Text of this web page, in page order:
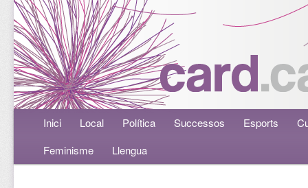
Menú principalAneu al contingut principal
Aneu al contingut secundari
Inici Local Política Successos Esports
Feminisme
Llengua